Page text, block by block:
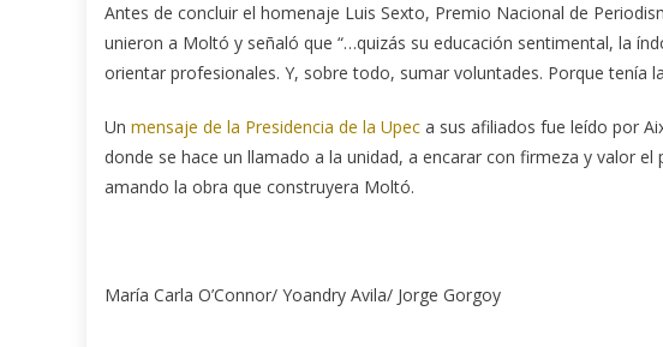
Antes de concluir el homenaje Luis Sexto, Premio Nacional de
unieron a Moltó y señaló que “…quizás su educación sentimental, la
orientar profesionales. Y, sobre todo, sumar voluntades. Porque tenía
Un mensaje de la Presidencia de la Upec a sus afiliados fue leído por
donde se hace un llamado a la unidad, a encarar con firmeza y valor
amando la obra que construyera Moltó.
María Carla O’Connor/ Yoandry Avila/ Jorge Gorgoy